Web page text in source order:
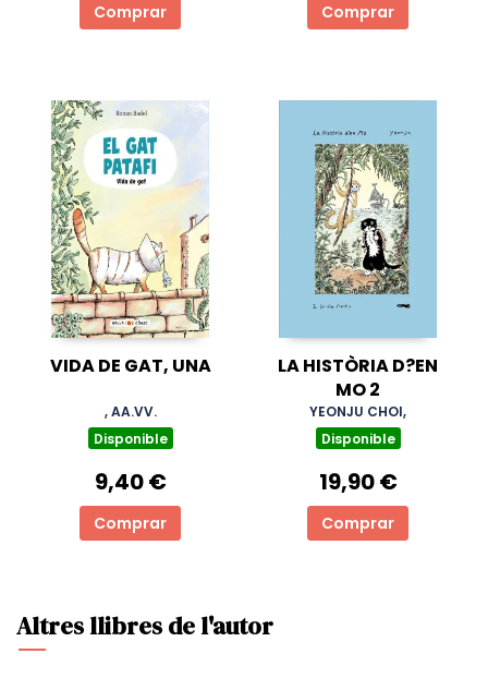
Comprar Comprar
VIDA DE GAT, UNA
, AA.VV.
Disponible
9,40 €
Comprar
LA HISTÒRIA D?EN
MO 2
YEONJU CHOI,
Disponible
19,90 €
Comprar
Altres llibres de l'autor